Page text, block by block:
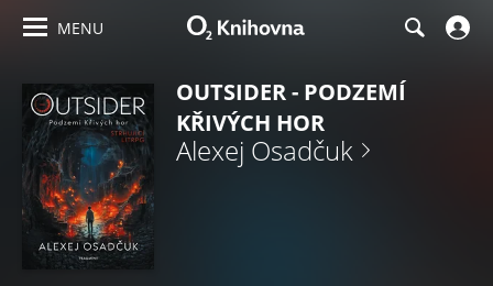
MENU
OUTSIDER - PODZEMÍ
KŘIVÝCH HOR
Alexej Osadčuk